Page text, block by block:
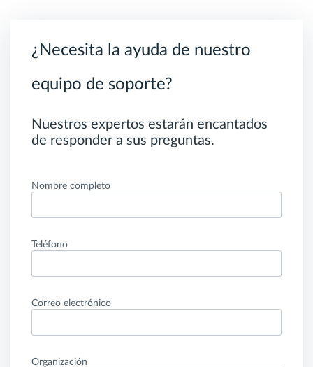
¿Necesita la ayuda de nuestro
equipo de soporte?
Nuestros expertos estarán encantados
de responder a sus preguntas.
Nombre completo
Teléfono
Correo electrónico
Organización